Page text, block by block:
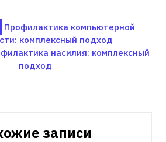
Профилактика компьютерной
комплексный подход
насилия: комплексный
подход
записи